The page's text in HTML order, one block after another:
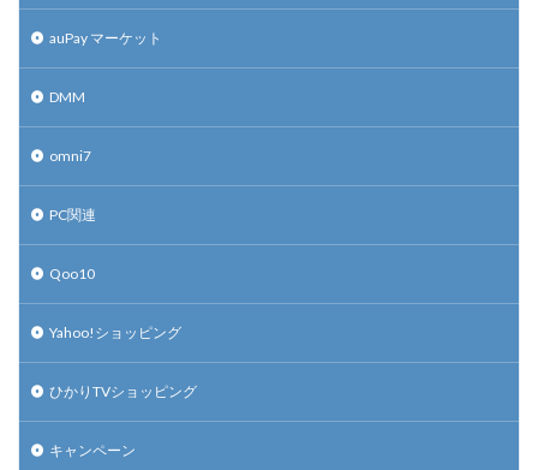
auPay マーケット
DMM
omni7
PC関連
Qoo10
Yahoo!ショッピング
ひかりTVショッピング
キャンペーン